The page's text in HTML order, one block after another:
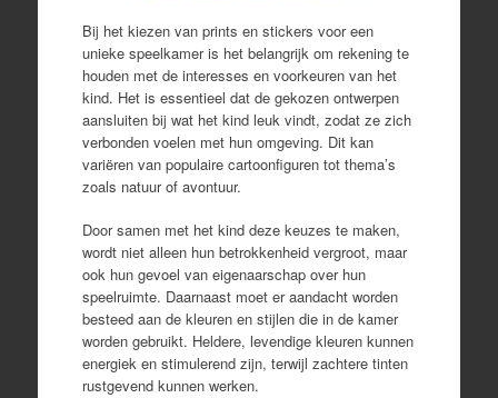
Bij het kiezen van prints en stickers voor een
unieke speelkamer is het belangrijk om rekening te
houden met de interesses en voorkeuren van het
kind. Het is essentieel dat de gekozen ontwerpen
aansluiten bij wat het kind leuk vindt, zodat ze zich
verbonden voelen met hun omgeving. Dit kan
variëren van populaire cartoonfiguren tot thema’s
zoals natuur of avontuur.
Door samen met het kind deze keuzes te maken,
wordt niet alleen hun betrokkenheid vergroot, maar
ook hun gevoel van eigenaarschap over hun
speelruimte. Daarnaast moet er aandacht worden
besteed aan de kleuren en stijlen die in de kamer
worden gebruikt. Heldere, levendige kleuren kunnen
energiek en stimulerend zijn, terwijl zachtere tinten
rustgevend kunnen werken.